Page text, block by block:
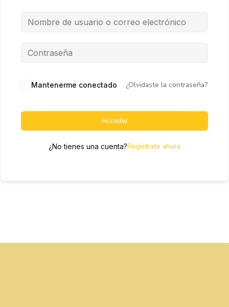
Mantenerme conectado ¿Olvidaste la contraseña?
Acceder
¿No tienes una cuenta?Regístrate ahora